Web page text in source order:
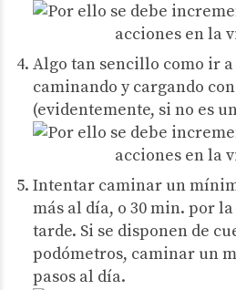
Algo tan sencillo como ir
caminando y cargando
(evidentemente, si no es
Intentar caminar un
más al día, o 30 min. por
tarde. Si se disponen de
podómetros, caminar un
pasos al día.